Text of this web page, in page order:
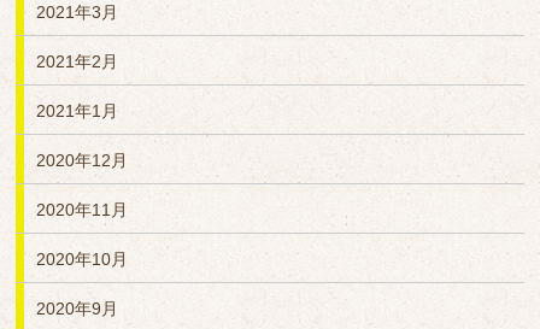
2021年3月
2021年2月
2021年1月
2020年12月
2020年11月
2020年10月
2020年9月